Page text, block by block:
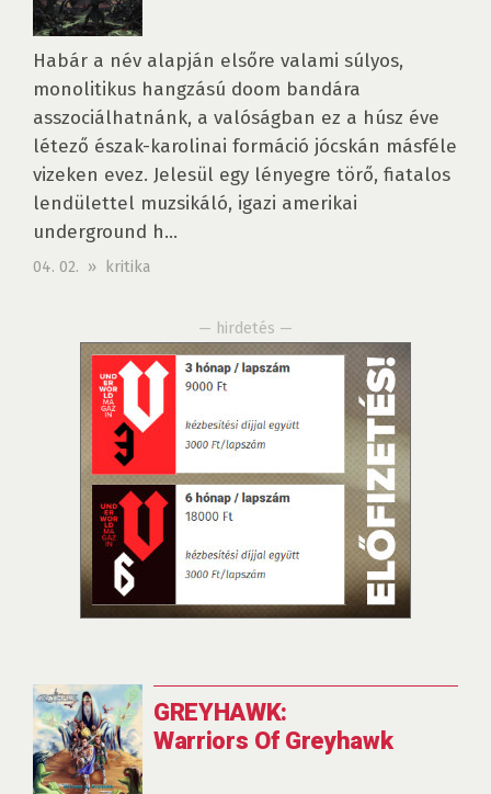
Habár a név alapján elsőre valami súlyos,
monolitikus hangzású doom bandára
asszociálhatnánk, a valóságban ez a húsz éve
létező észak-karolinai formáció jócskán másféle
vizeken evez. Jelesül egy lényegre törő, fiatalos
lendülettel muzsikáló, igazi amerikai
underground h...
04. 02. » kritika
— hirdetés —
GREYHAWK:
Warriors Of Greyhawk